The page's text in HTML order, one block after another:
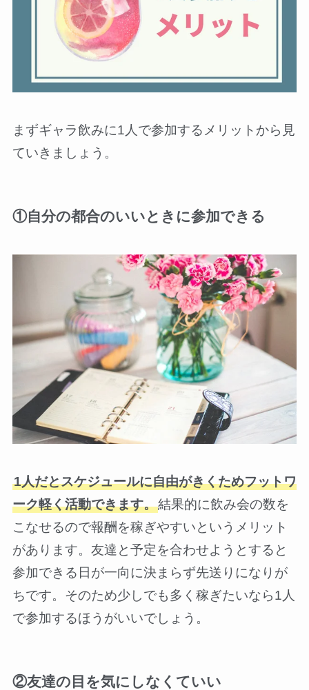
まずギャラ飲みに1人で参加するメリットから見
ていきましょう。
①自分の都合のいいときに参加できる
1人だとスケジュールに自由がきくためフットワ
ーク軽く活動できます。結果的に飲み会の数を
こなせるので報酬を稼ぎやすいというメリット
があります。友達と予定を合わせようとすると
参加できる日が一向に決まらず先送りになりが
ちです。そのため少しでも多く稼ぎたいなら1人
で参加するほうがいいでしょう。
②友達の目を気にしなくていい